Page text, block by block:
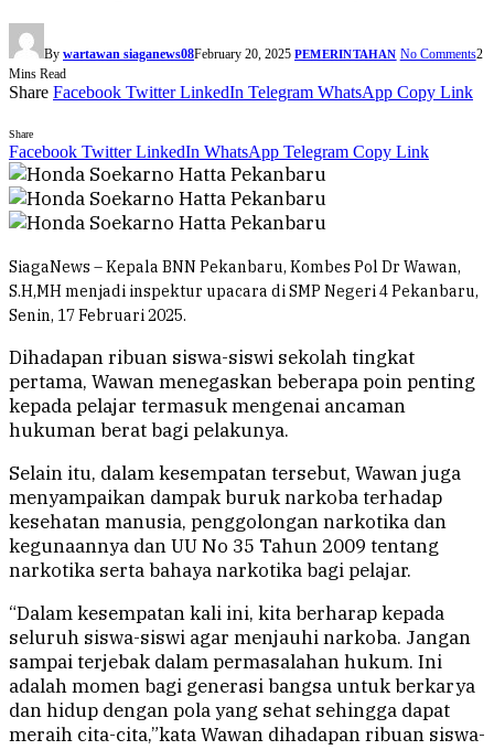
By wartawan siaganews08February 20, 2025 PEMERINTAHAN No Comments2
Mins Read
Share Facebook Twitter LinkedIn Telegram WhatsApp Copy Link
Share
Facebook Twitter LinkedIn WhatsApp Telegram Copy Link
SiagaNews – Kepala BNN Pekanbaru, Kombes Pol Dr Wawan,
S.H,MH menjadi inspektur upacara di SMP Negeri 4 Pekanbaru,
Senin, 17 Februari 2025.
Dihadapan ribuan siswa-siswi sekolah tingkat
pertama, Wawan menegaskan beberapa poin penting
kepada pelajar termasuk mengenai ancaman
hukuman berat bagi pelakunya.
Selain itu, dalam kesempatan tersebut, Wawan juga
menyampaikan dampak buruk narkoba terhadap
kesehatan manusia, penggolongan narkotika dan
kegunaannya dan UU No 35 Tahun 2009 tentang
narkotika serta bahaya narkotika bagi pelajar.
“Dalam kesempatan kali ini, kita berharap kepada
seluruh siswa-siswi agar menjauhi narkoba. Jangan
sampai terjebak dalam permasalahan hukum. Ini
adalah momen bagi generasi bangsa untuk berkarya
dan hidup dengan pola yang sehat sehingga dapat
meraih cita-cita,”kata Wawan dihadapan ribuan siswa-